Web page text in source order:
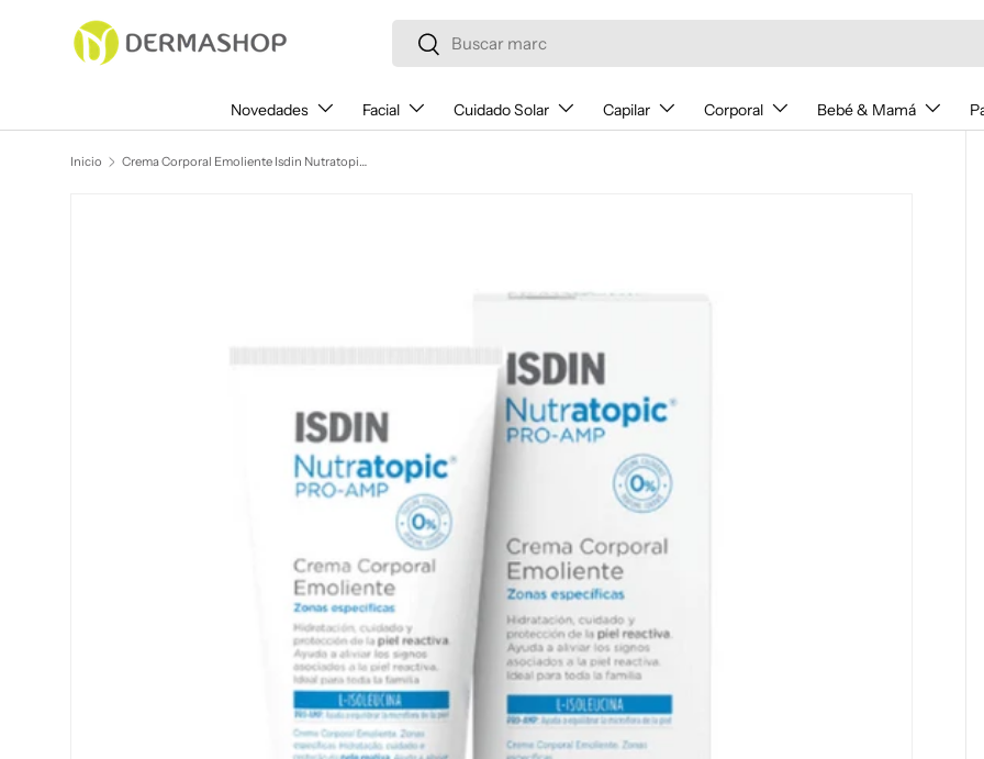
Ir al contenido Buscar
Buscar
Novedades Facial Cuidado Solar Capilar Corporal Bebé & Mamá
Inicio Crema Corporal Emoliente Isdin Nutratopic Pro Amp 204 g